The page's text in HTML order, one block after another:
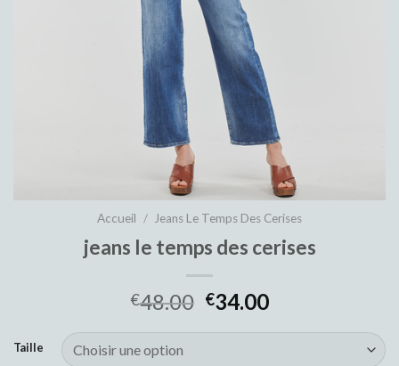
Accueil / Jeans Le Temps Des Cerises
jeans le temps des cerises
€48.00 €34.00
Taille